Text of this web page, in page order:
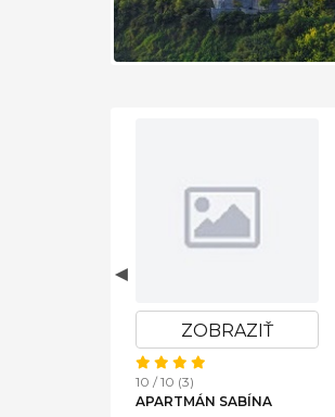
ZOBRAZIŤ
10 / 10 (3)
APARTMÁN SABÍNA